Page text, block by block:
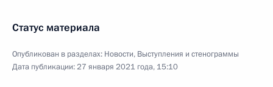
Статус материала
Опубликован в разделах: Новости, Выступления и стенограммы
Дата публикации:27 января 2021 года, 15:10